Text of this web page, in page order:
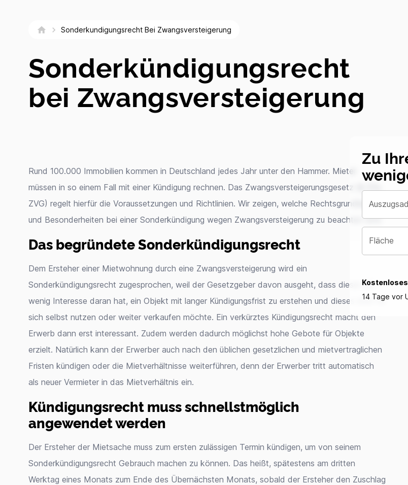
Sonderkundigungsrecht Bei Zwangsversteigerung
Sonderkündigungsrecht
bei Zwangsversteigerung
Rund 100.000 Immobilien kommen in Deutschland jedes Jahr unter den Hammer. Mieter
müssen in so einem Fall mit einer Kündigung rechnen. Das Zwangsversteigerungsgesetz (§ 57a
ZVG) regelt hierfür die Voraussetzungen und Richtlinien. Wir zeigen, welche Rechtsgrundlagen
und Besonderheiten bei einer Sonderkündigung wegen Zwangsversteigerung zu beachten sind.
Das begründete Sonderkündigungsrecht
Dem Ersteher einer Mietwohnung durch eine Zwangsversteigerung wird ein
Sonderkündigungsrecht zugesprochen, weil der Gesetzgeber davon ausgeht, dass dieser oft
wenig Interesse daran hat, ein Objekt mit langer Kündigungsfrist zu erstehen und dieses eher für
sich selbst nutzen oder weiter verkaufen möchte. Ein verkürztes Kündigungsrecht macht den
Erwerb dann erst interessant. Zudem werden dadurch möglichst hohe Gebote für Objekte
erzielt. Natürlich kann der Erwerber auch nach den üblichen gesetzlichen und mietvertraglichen
Fristen kündigen oder die Mietverhältnisse weiterführen, denn der Erwerber tritt automatisch
als neuer Vermieter in das Mietverhältnis ein.
Kündigungsrecht muss schnellstmöglich
angewendet werden
Der Ersteher der Mietsache muss zum ersten zulässigen Termin kündigen, um von seinem
Sonderkündigungsrecht Gebrauch machen zu können. Das heißt, spätestens am dritten
Werktag eines Monats zum Ende des Übernächsten Monats, sobald der Ersteher den Zuschlag
Zu
Fläche
Kostenloses
14 Tage vor